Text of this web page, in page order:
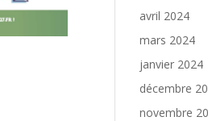
avril 2024
mars 2024
janvier 2024
décembre
novembre